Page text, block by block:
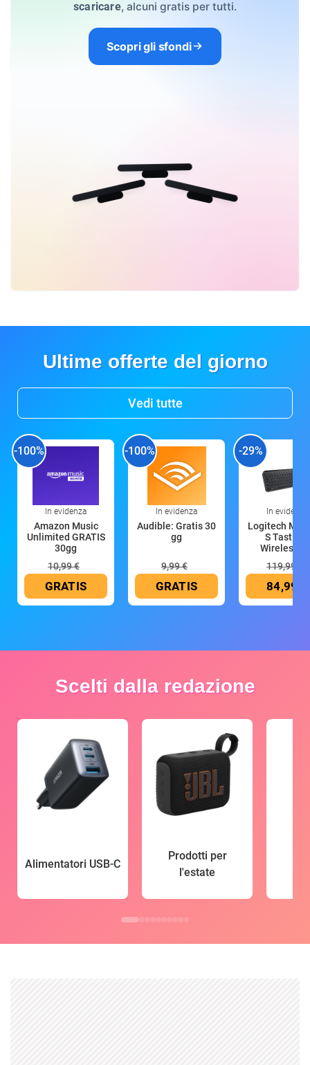
scaricare, alcuni gratis per tutti.
Scopri gli sfondi
Ultime offerte del giorno
Vedi tutte
-100%
In evidenza
Amazon Music
Unlimited GRATIS
30gg
10,99 €
GRATIS
-100%
In evidenza
Audible: Gratis 30
gg
9,99 €
GRATIS
-29%
In evidenza
Logitech MX
S Tastiera
Wireless
119,99 €
84,99 €
Scelti dalla redazione
Alimentatori USB-C
Prodotti per
l'estate